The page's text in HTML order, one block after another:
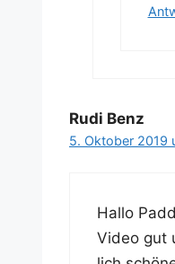
Rudi Benz
5. Oktober 2019
Hal­lo
Video gut